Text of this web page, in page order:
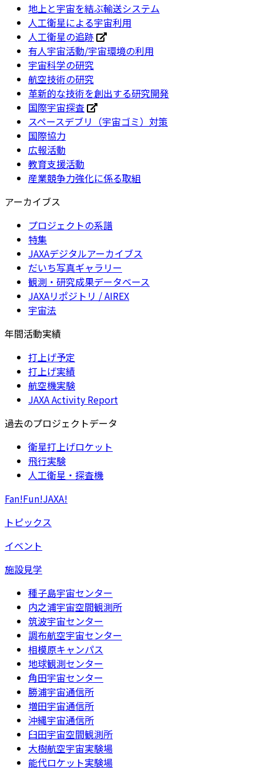
地上と宇宙を結ぶ輸送システム
人工衛星による宇宙利用
人工衛星の追跡
有人宇宙活動/宇宙環境の利用
宇宙科学の研究
航空技術の研究
革新的な技術を創出する研究開発
国際宇宙探査
スペースデブリ（宇宙ゴミ）対策
国際協力
広報活動
教育支援活動
産業競争力強化に係る取組
アーカイブス
プロジェクトの系譜
特集
JAXAデジタルアーカイブス
だいち写真ギャラリー
観測・研究成果データベース
JAXAリポジトリ / AIREX
宇宙法
年間活動実績
打上げ予定
打上げ実績
航空機実験
JAXA Activity Report
過去のプロジェクトデータ
衛星打上げロケット
飛行実験
人工衛星・探査機
Fan!Fun!JAXA!
トピックス
イベント
施設見学
種子島宇宙センター
内之浦宇宙空間観測所
筑波宇宙センター
調布航空宇宙センター
相模原キャンパス
地球観測センター
角田宇宙センター
勝浦宇宙通信所
増田宇宙通信所
沖縄宇宙通信所
臼田宇宙空間観測所
大樹航空宇宙実験場
能代ロケット実験場